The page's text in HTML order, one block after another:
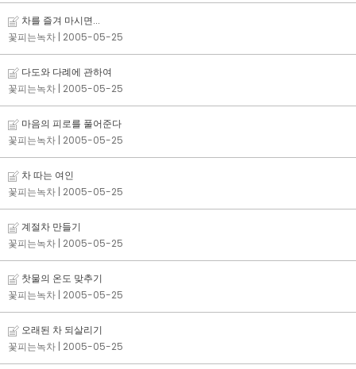
차를 즐겨 마시면...
꽃피는녹차 | 2005-05-25
다도와 다례에 관하여
꽃피는녹차 | 2005-05-25
마음의 피로를 풀어준다
꽃피는녹차 | 2005-05-25
차 따는 여인
꽃피는녹차 | 2005-05-25
계절차 만들기
꽃피는녹차 | 2005-05-25
찻물의 온도 맞추기
꽃피는녹차 | 2005-05-25
오래된 차 되살리기
꽃피는녹차 | 2005-05-25